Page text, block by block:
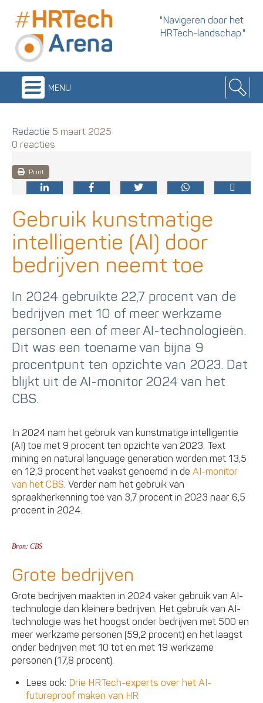
"Navigeren door het
HRTech-landschap."
menu
Redactie 5 maart 2025
0 reacties
Print
Gebruik kunstmatige
intelligentie (AI) door
bedrijven neemt toe
In 2024 gebruikte 22,7 procent van de
bedrijven met 10 of meer werkzame
personen een of meer AI-technologieën.
Dit was een toename van bijna 9
procentpunt ten opzichte van 2023. Dat
blijkt uit de AI-monitor 2024 van het
CBS.
In 2024 nam het gebruik van kunstmatige intelligentie
(AI) toe met 9 procent ten opzichte van 2023. Text
mining en natural language generation worden met 13,5
en 12,3 procent het vaakst genoemd in deAI-monitor
van het CBS. Verder nam het gebruik van
spraakherkenning toe van 3,7 procent in 2023 naar 6,5
procent in 2024.
Bron: CBS
Grote bedrijven
Grote bedrijven maakten in 2024 vaker gebruik van AI-
technologie dan kleinere bedrijven. Het gebruik van AI-
technologie was het hoogst onder bedrijven met 500 en
meer werkzame personen (59,2 procent) en het laagst
onder bedrijven met 10 tot en met 19 werkzame
personen (17,8 procent).
Lees ook: Drie HRTech-experts over het AI-
futureproof maken van HR